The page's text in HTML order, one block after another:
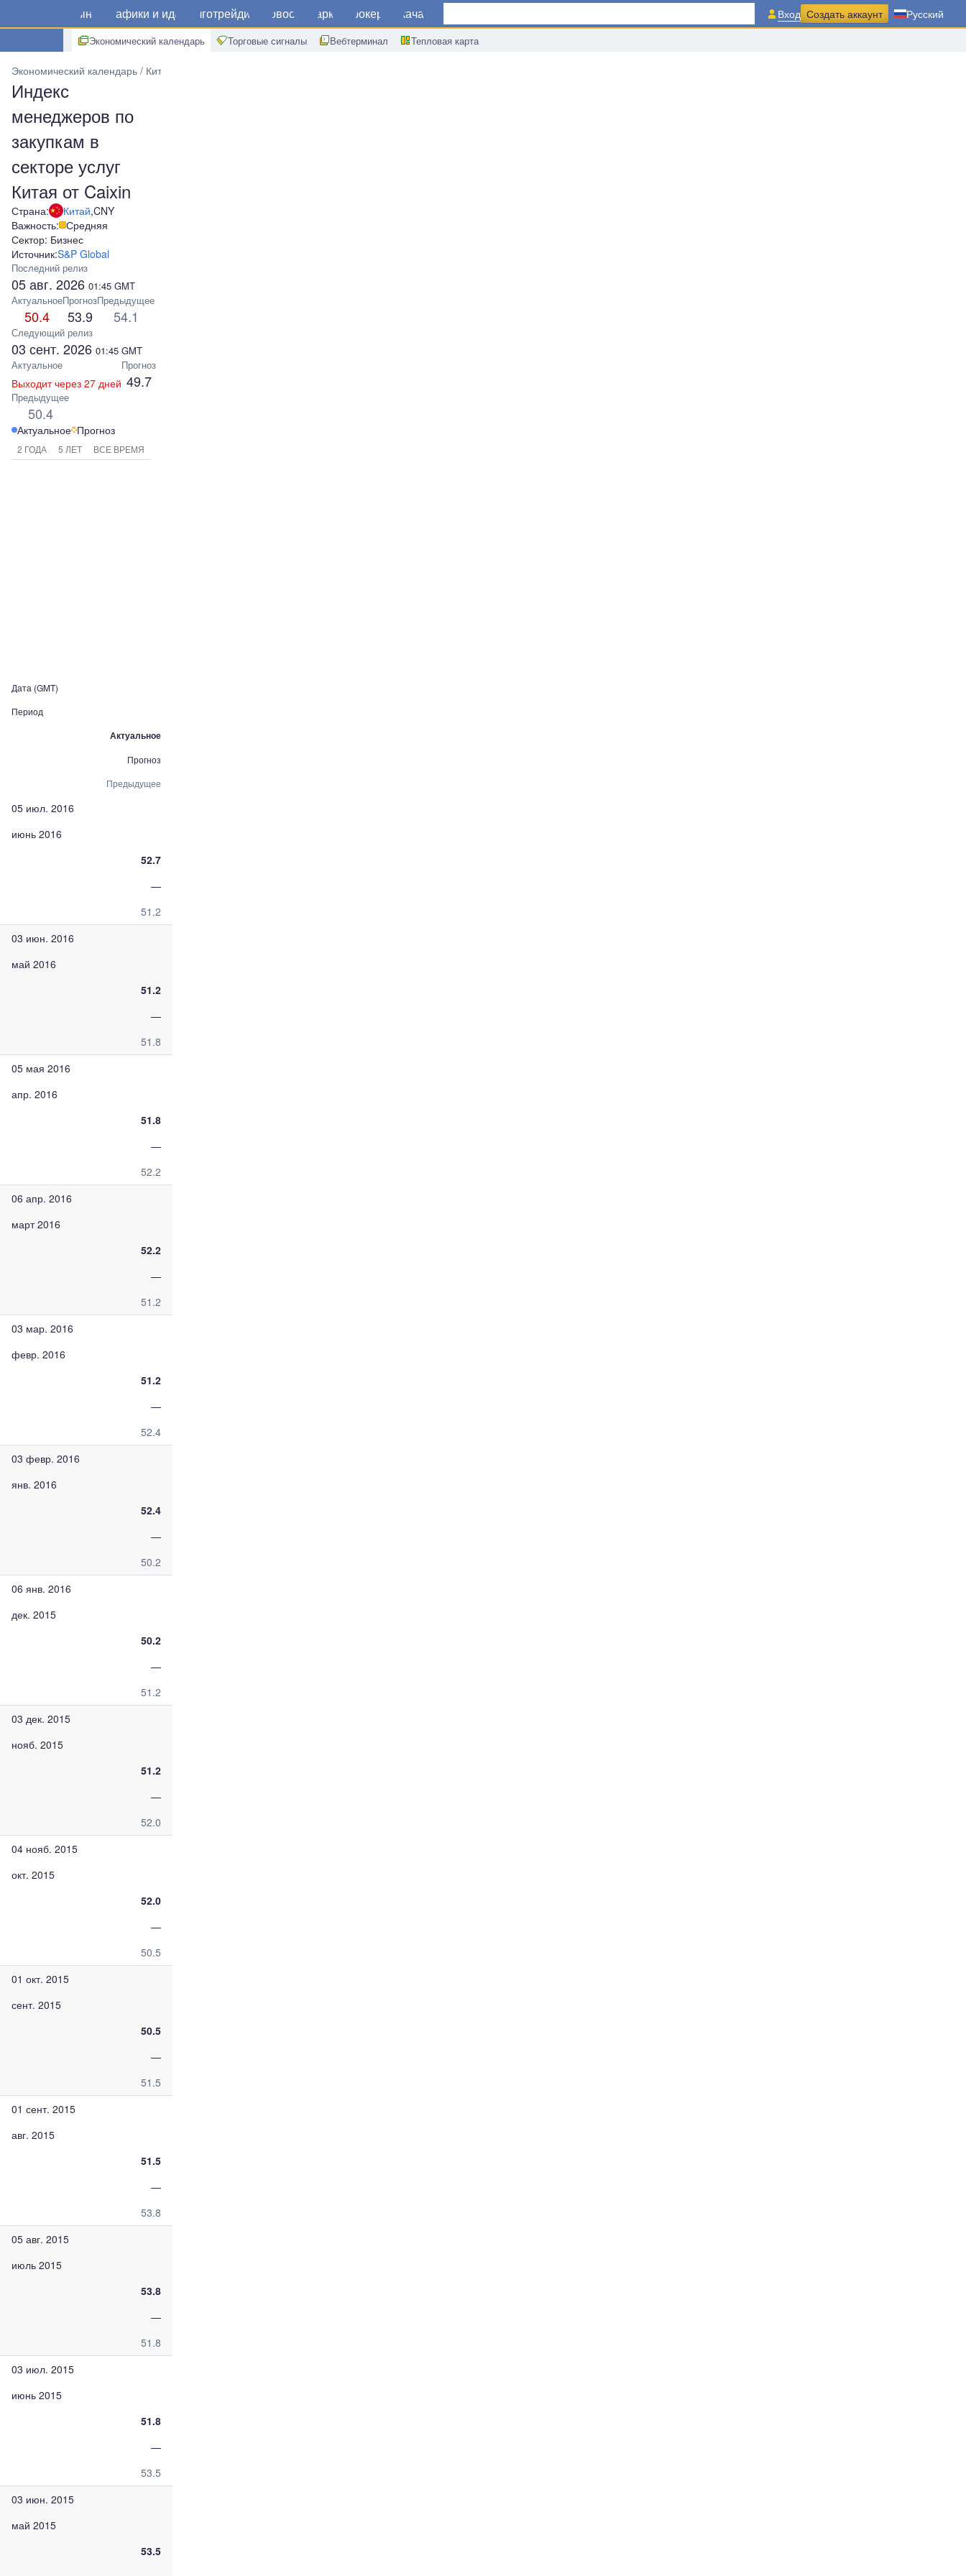
Рынки Графики и идеи Алготрейдинг Новости Маркет Брокеры Скачать
Экономический календарь Торговые сигналы Вебтерминал Тепловая карта
Вход Создать аккаунт Русский
Экономический календарь Китай
Индекс
менеджеров по
закупкам в
секторе услуг
Китая от Caixin
Страна: Китай,CNY
Важность: Средняя
Сектор: Бизнес
Источник:S&P Global
Последний релиз
05 авг. 2026 01:45 GMT
Актуальное
50.4
Прогноз
53.9
Предыдущее
54.1
Следующий релиз
03 сент. 2026 01:45 GMT
Актуальное
Выходит через 27 дней
Прогноз
49.7
Предыдущее
50.4
Актуальное Прогноз
2 ГОДА 5 ЛЕТ ВСЕ ВРЕМЯ
Дата (GMT)
Период
Актуальное
Прогноз
Предыдущее
05 июл. 2016
июнь 2016
52.7
—
51.2
03 июн. 2016
май 2016
51.2
—
51.8
05 мая 2016
апр. 2016
51.8
—
52.2
06 апр. 2016
март 2016
52.2
—
51.2
03 мар. 2016
февр. 2016
51.2
—
52.4
03 февр. 2016
янв. 2016
52.4
—
50.2
06 янв. 2016
дек. 2015
50.2
—
51.2
03 дек. 2015
нояб. 2015
51.2
—
52.0
04 нояб. 2015
окт. 2015
52.0
—
50.5
01 окт. 2015
сент. 2015
50.5
—
51.5
01 сент. 2015
авг. 2015
51.5
—
53.8
05 авг. 2015
июль 2015
53.8
—
51.8
03 июл. 2015
июнь 2015
51.8
—
53.5
03 июн. 2015
май 2015
53.5